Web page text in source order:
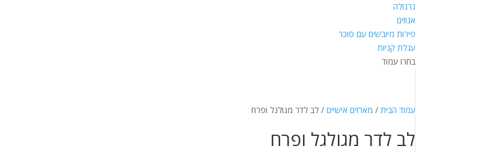
גרנולה
אגוזים
פירות מיובשים עם סוכר
עגלת קניות
בחרו עמוד
עמוד הבית / מארזים אישיים / לב לדר מגולגל ופרח
לב לדר מגולגל ופרח